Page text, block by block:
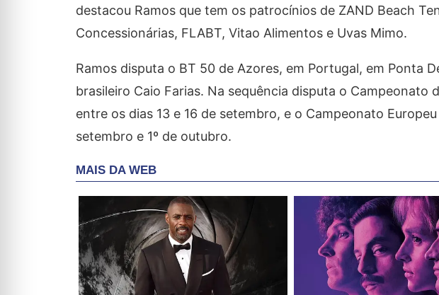
destacou Ramos que tem os patrocínios de ZAND Beach
Concessionárias, FLABT, Vitao Alimentos e Uvas Mimo.
Ramos disputa o BT 50 de Azores, em Portugal, em Ponta
brasileiro Caio Farias. Na sequência disputa o Campeonato
entre os dias 13 e 16 de setembro, e o Campeonato
setembro e 1º de outubro.